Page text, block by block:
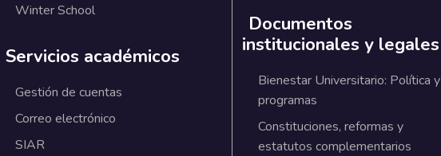
Winter School
Servicios académicos
Gestión de cuentas
Correo electrónico
SIAR
Documentos
institucionales y legales
Bienestar Universitario: Política y
programas
Constituciones, reformas y
estatutos complementarios